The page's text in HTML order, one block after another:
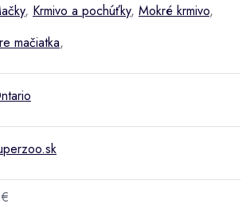
, Krmivo a pochúťky, Mokré krmivo,
mačiatka,
€